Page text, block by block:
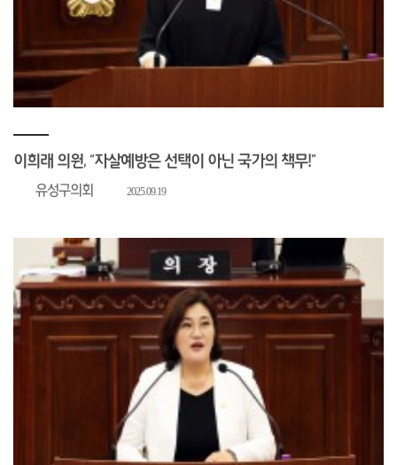
이희래 의원, “자살예방은 선택이 아닌 국가의 책무!”
유성구의회 2025.09.19